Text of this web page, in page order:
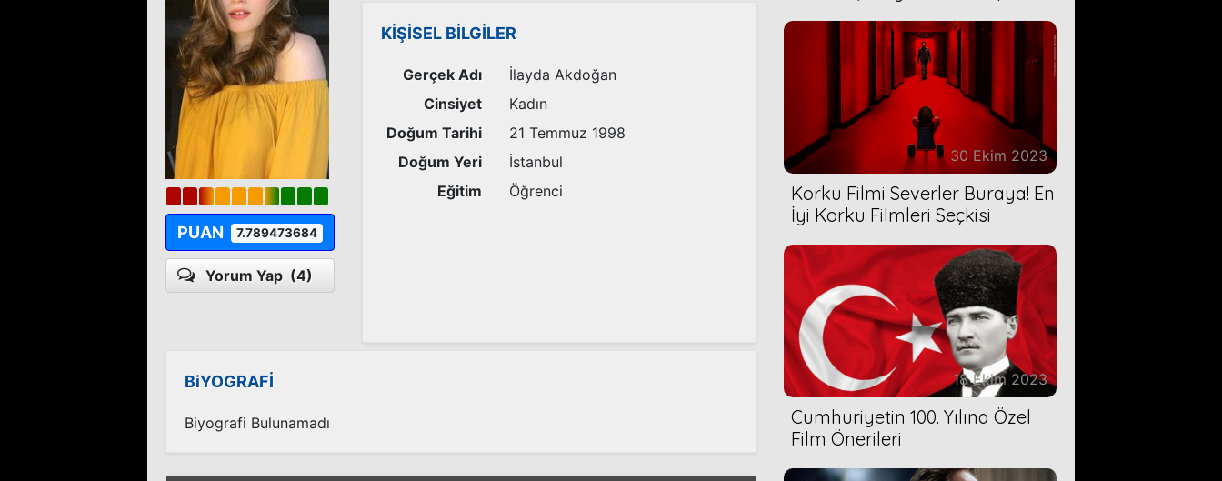
PUAN 7.789473684
Yorum Yap (4)
KİŞİSEL BİLGİLER
Gerçek Adı
İlayda Akdoğan
Cinsiyet
Kadın
Doğum Tarihi
21 Temmuz 1998
Doğum Yeri
İstanbul
Eğitim
Öğrenci
BiYOGRAFİ
Biyografi Bulunamadı
30 Ekim 2023
Korku Filmi Severler Buraya! En
İyi Korku Filmleri Seçkisi
18 Ekim 2023
Cumhuriyetin 100. Yılına Özel
Film Önerileri